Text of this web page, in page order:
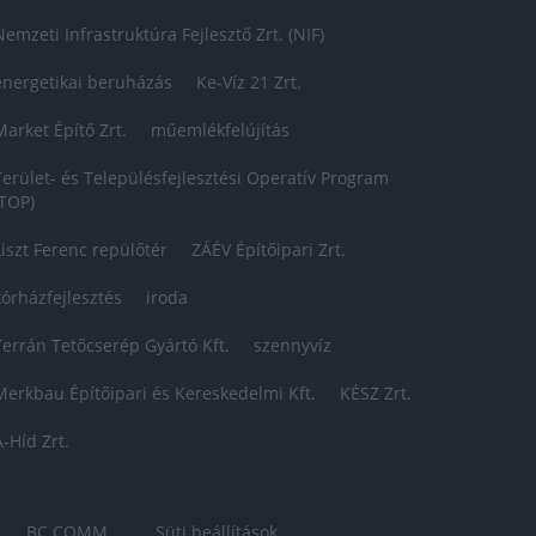
Infrastruktúra Fejlesztő Zrt. (NIF)
beruházás Ke-Víz 21 Zrt.
Építő Zrt. műemlékfelújítás
és Településfejlesztési Operatív Program
Ferenc repülőtér ZÁÉV Építőipari Zrt.
iroda
Tetőcserép Gyártó Kft. szennyvíz
Építőipari és Kereskedelmi Kft. KÉSZ Zrt.
Híd Zrt.
BC COMM Süti beállítások